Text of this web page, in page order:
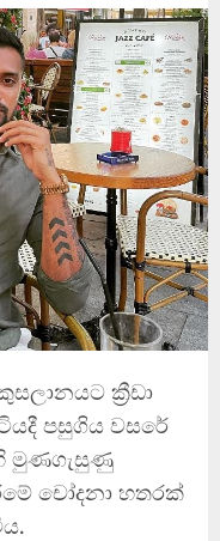
ක්‍රීඩා
පසුගිය වසරේ
මුණගැසුණු
චෝදනා හතරක්